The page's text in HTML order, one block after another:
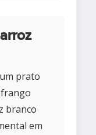
prato
branco
em